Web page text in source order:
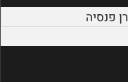
פנסיה